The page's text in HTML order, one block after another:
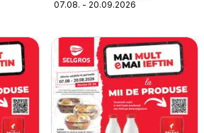
07.08. - 20.09.2026